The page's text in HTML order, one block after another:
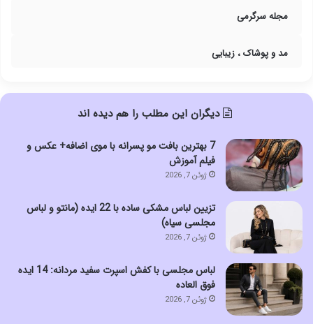
مجله سرگرمی
مد و پوشاک ، زیبایی
دیگران این مطلب را هم دیده اند
7 بهترین بافت مو پسرانه با موی اضافه+ عکس و
فیلم آموزش
ژوئن 7, 2026
تزیین لباس مشکی ساده با 22 ایده (مانتو و لباس
مجلسی سیاه)
ژوئن 7, 2026
لباس مجلسی با کفش اسپرت سفید مردانه: 14 ایده
فوق العاده
ژوئن 7, 2026